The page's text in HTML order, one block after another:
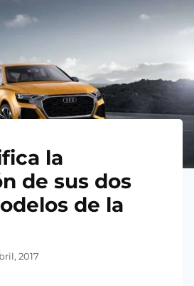
la
de sus dos
de la
2017